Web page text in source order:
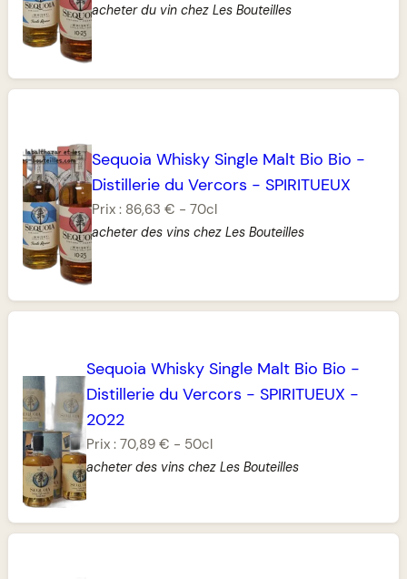
acheter du vin chez Les Bouteilles
Sequoia Whisky Single Malt Bio Bio -
Distillerie du Vercors -SPIRITUEUX
Prix : 86,63 € -70cl
acheter des vins chez Les Bouteilles
Sequoia Whisky Single Malt Bio Bio -
Distillerie du Vercors -SPIRITUEUX -
2022
Prix :70,89 € - 50cl
acheter des vins chez Les Bouteilles